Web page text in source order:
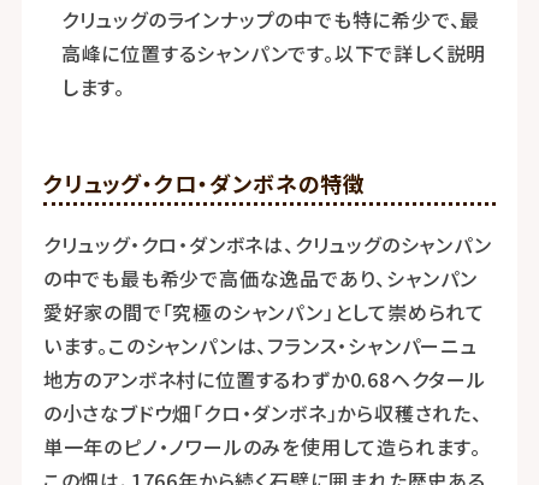
クリュッグのラインナップの中でも特に希少で、最
高峰に位置するシャンパンです。以下で詳しく説明
します。
クリュッグ・クロ・ダンボネの特徴
クリュッグ・クロ・ダンボネは、クリュッグのシャンパン
の中でも最も希少で高価な逸品であり、シャンパン
愛好家の間で「究極のシャンパン」として崇められて
います。このシャンパンは、フランス・シャンパーニュ
地方のアンボネ村に位置するわずか0.68ヘクタール
の小さなブドウ畑「クロ・ダンボネ」から収穫された、
単一年のピノ・ノワールのみを使用して造られます。